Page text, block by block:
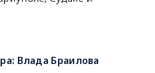
Влада Браилова